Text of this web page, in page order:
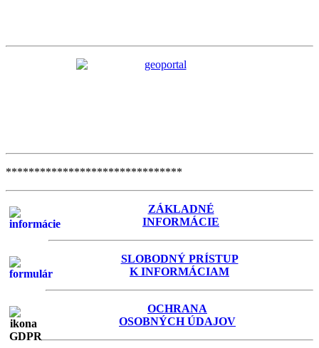
*******************************
ZÁKLADNÉ
INFORMÁCIE
SLOBODNÝ PRÍSTUP
K INFORMÁCIAM
OCHRANA
OSOBNÝCH ÚDAJOV